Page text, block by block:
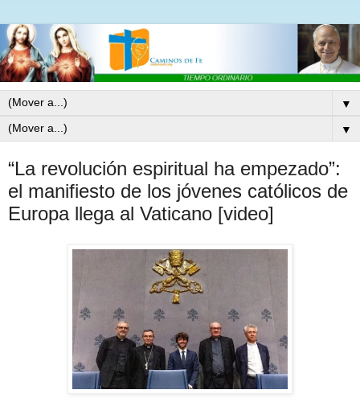
▼
▼
“La revolución espiritual ha empezado”:
el manifiesto de los jóvenes católicos de
Europa llega al Vaticano [video]